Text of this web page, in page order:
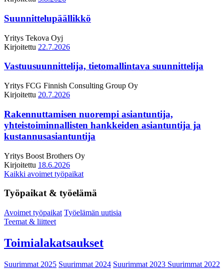
Suunnittelupäällikkö
Yritys Tekova Oyj
Kirjoitettu 22.7.2026
Vastuusuunnittelija, tietomallintava suunnittelija
Yritys FCG Finnish Consulting Group Oy
Kirjoitettu 20.7.2026
Rakennuttamisen nuorempi asiantuntija,
yhteistoiminnallisten hankkeiden asiantuntija ja
kustannusasiantuntija
Yritys Boost Brothers Oy
Kirjoitettu 18.6.2026
Kaikki avoimet työpaikat
Työpaikat & työelämä
Avoimet työpaikat Työelämän uutisia
Teemat & liitteet
Toimialakatsaukset
Suurimmat 2025 Suurimmat 2024 Suurimmat 2023 Suurimmat 2022